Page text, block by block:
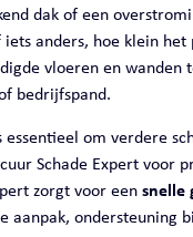
dak of een
anders, hoe klein
vloeren en
bedrijfspand.
essentieel om verdere
Schade Expert voor
zorgt voor een snelle
aanpak, ondersteuning